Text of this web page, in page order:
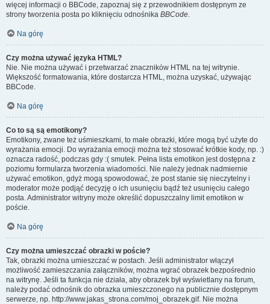
więcej informacji o BBCode, zapoznaj się z przewodnikiem dostępnym ze
strony tworzenia posta po kliknięciu odnośnika BBCode.
Na górę
Czy można używać języka HTML?
Nie. Nie można używać i przetwarzać znaczników HTML na tej witrynie.
Większość formatowania, które dostarcza HTML, można uzyskać, używając
BBCode.
Na górę
Co to są są emotikony?
Emotikony, zwane też uśmieszkami, to małe obrazki, które mogą być użyte do
wyrażania emocji. Do wyrażania emocji można też stosować krótkie kody, np. :)
oznacza radość, podczas gdy :( smutek. Pełna lista emotikon jest dostępna z
poziomu formularza tworzenia wiadomości. Nie należy jednak nadmiernie
używać emotikon, gdyż mogą spowodować, że post stanie się nieczytelny i
moderator może podjąć decyzję o ich usunięciu bądź też usunięciu całego
posta. Administrator witryny może określić dopuszczalny limit emotikon w
poście.
Na górę
Czy można umieszczać obrazki w poście?
Tak, obrazki można umieszczać w postach. Jeśli administrator włączył
możliwość zamieszczania załączników, można wgrać obrazek bezpośrednio
na witrynę. Jeśli ta funkcja nie działa, aby obrazek był wyświetlany na forum,
należy podać odnośnik do obrazka umieszczonego na publicznie dostępnym
serwerze, np. http://www.jakas_strona.com/moj_obrazek.gif. Nie można